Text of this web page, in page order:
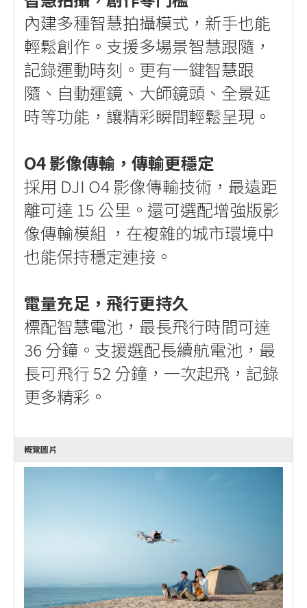
內建多種智慧拍攝模式，新手也能
輕鬆創作。支援多場景智慧跟隨，
記錄運動時刻。更有一鍵智慧跟
隨、自動運鏡、大師鏡頭、全景延
時等功能，讓精彩瞬間輕鬆呈現。
O4 影像傳輸，傳輸更穩定
採用 DJI O4 影像傳輸技術，最遠距
離可達 15 公里。還可選配增強版影
像傳輸模組 ，在複雜的城市環境中
也能保持穩定連接。
電量充足，飛行更持久
標配智慧電池，最長飛行時間可達
36 分鐘。支援選配長續航電池，最
長可飛行 52 分鐘，一次起飛，記錄
更多精彩。
概覽圖片